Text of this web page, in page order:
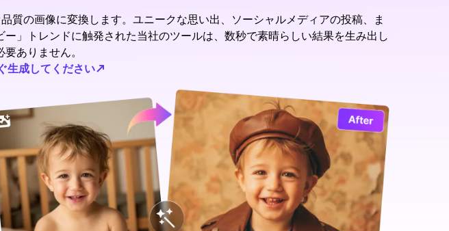
の画像に変換します。ユニークな思い出、ソーシャルメディアの投稿、ま
」トレンドに触発された当社のツールは、数秒で素晴らしい結果を生み出し
ありません。
生成してください↗